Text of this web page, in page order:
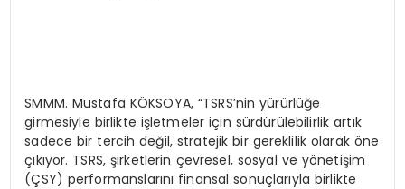
SMMM. Mustafa KÖKSOYA, “TSRS’nin yürürlüğe
girmesiyle birlikte işletmeler için sürdürülebilirlik artık
sadece bir tercih değil, stratejik bir gereklilik olarak öne
çıkıyor. TSRS, şirketlerin çevresel, sosyal ve yönetişim
(ÇSY) performanslarını finansal sonuçlarıyla birlikte